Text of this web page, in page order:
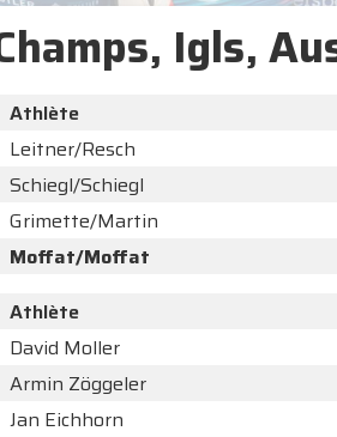
Igls,
Athlète
Leitner/Resch
Schiegl/Schiegl
Grimette/Martin
Moffat/Moffat
Athlète
David Moller
Armin Zöggeler
Jan Eichhorn